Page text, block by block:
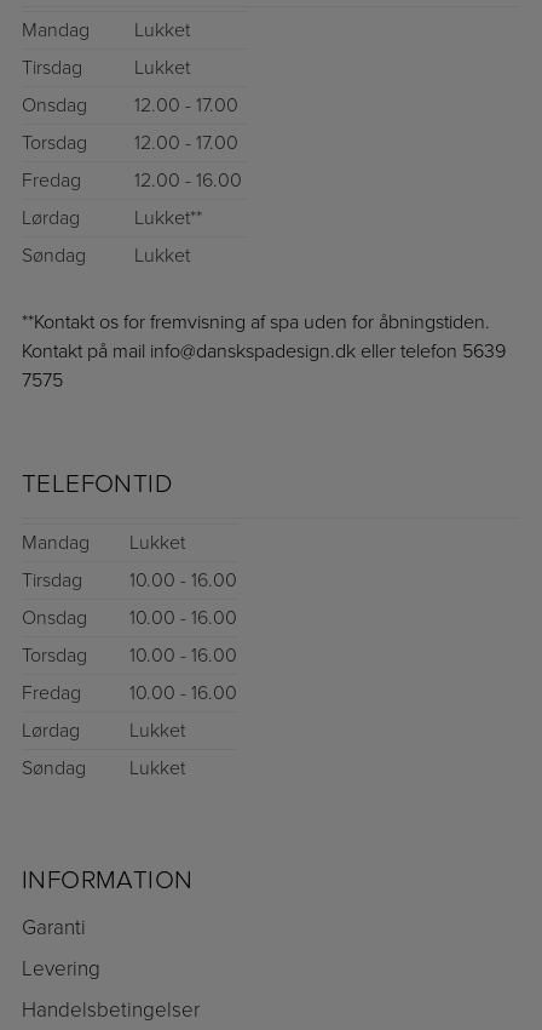
Mandag
Lukket
Tirsdag
Lukket
Onsdag
12.00 - 17.00
Torsdag
12.00 - 17.00
Fredag
12.00 - 16.00
Lørdag
Lukket**
Søndag
Lukket
**Kontakt os for fremvisning af spa uden for åbningstiden.
Kontakt på mail info@danskspadesign.dk eller telefon 5639
7575
TELEFONTID
Mandag
Lukket
Tirsdag
10.00 - 16.00
Onsdag
10.00 - 16.00
Torsdag
10.00 - 16.00
Fredag
10.00 - 16.00
Lørdag
Lukket
Søndag
Lukket
INFORMATION
Garanti
Levering
Handelsbetingelser